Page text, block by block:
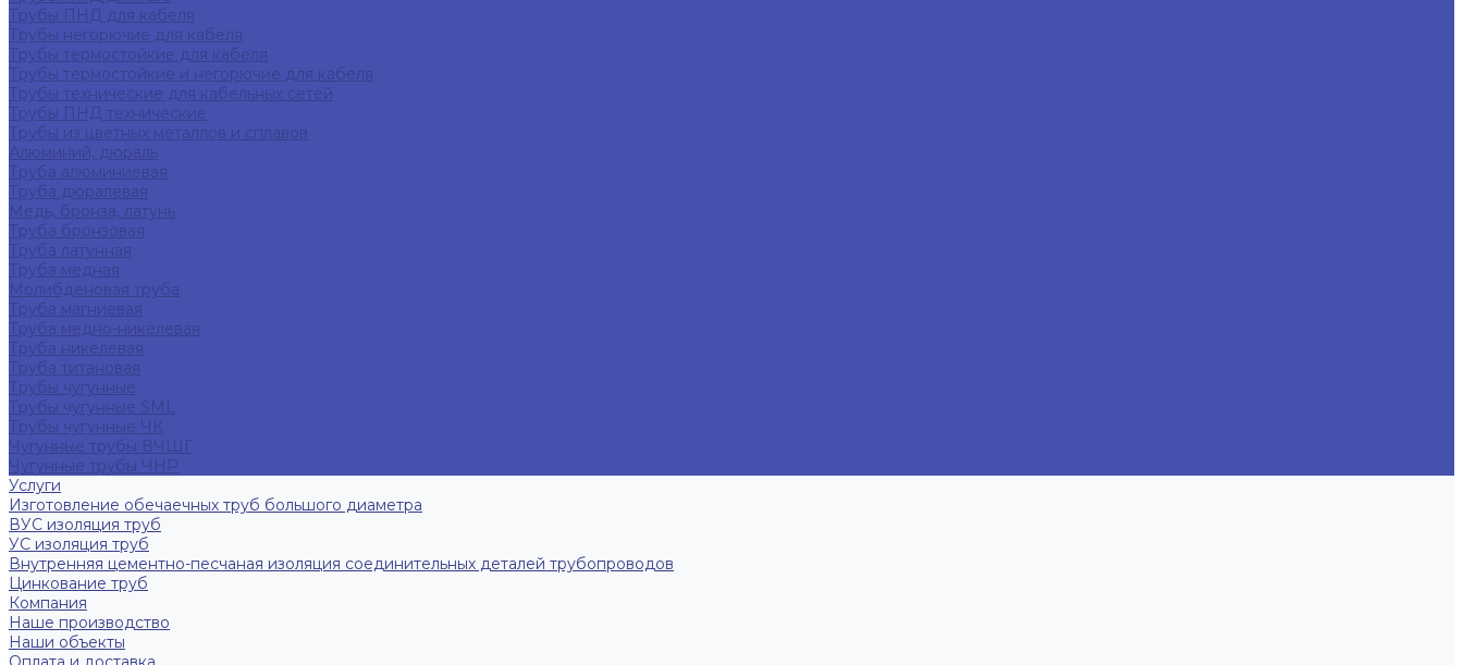
Трубы ПНД для кабеля
Трубы негорючие для кабеля
Трубы термостойкие для кабеля
Трубы термостойкие и негорючие для кабеля
Трубы технические для кабельных сетей
Трубы ПНД технические
Трубы из цветных металлов и сплавов
Алюминий, дюраль
Труба алюминиевая
Труба дюралевая
Медь, бронза, латунь
Труба бронзовая
Труба латунная
Труба медная
Молибденовая труба
Труба магниевая
Труба медно-никелевая
Труба никелевая
Труба титановая
Трубы чугунные
Трубы чугунные SML
Трубы чугунные ЧК
Чугунные трубы ВЧШГ
Чугунные трубы ЧНР
Услуги
Изготовление обечаечных труб большого диаметра
ВУС изоляция труб
УС изоляция труб
Внутренняя цементно-песчаная изоляция соединительных деталей трубопроводов
Цинкование труб
Компания
Наше производство
Наши объекты